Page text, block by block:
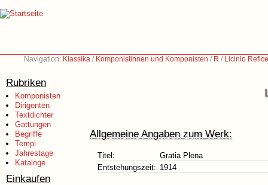
Navigation: Klassika / Komponistinnen und Komponisten / R / Licinio
Rubriken
Komponisten
Dirigenten
Textdichter
Gattungen
Begriffe
Tempi
Jahrestage
Kataloge
Einkaufen
Allgemeine Angaben zum Werk:
Titel:
Gratia Plena
Entstehungszeit: 1914